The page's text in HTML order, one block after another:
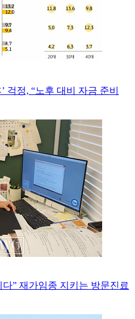
걱정, “노후 대비 자금 준비
” 재가임종 지키는 방문진료